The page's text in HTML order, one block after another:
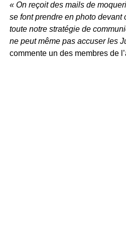
« On reçoit des mails de
se font prendre en photo devant
toute notre stratégie de
ne peut même pas accuser les
commente un des membres de